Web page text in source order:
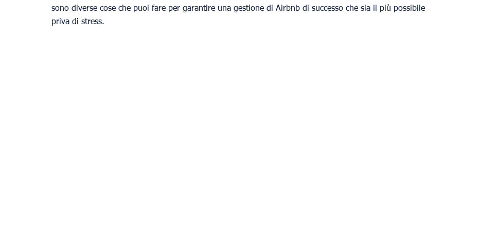
sono diverse cose che puoi fare per garantire una gestione di Airbnb di successo che sia il più possibile
priva di stress.